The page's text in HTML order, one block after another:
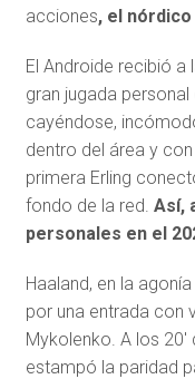
acciones, el
El Androide recibió a
gran jugada personal
cayéndose,
dentro del área y
primera Erling
fondo de la red. Así,
personales en el
Haaland, en la
por una entrada con
Mykolenko. A los 20′
estampó la paridad